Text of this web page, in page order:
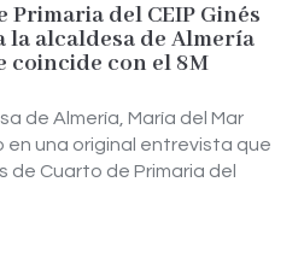
Primaria del CEIP Ginés
alcaldesa de Almería
coincide con el 8M
de Almería, María del Mar
una original entrevista que
de Cuarto de Primaria del